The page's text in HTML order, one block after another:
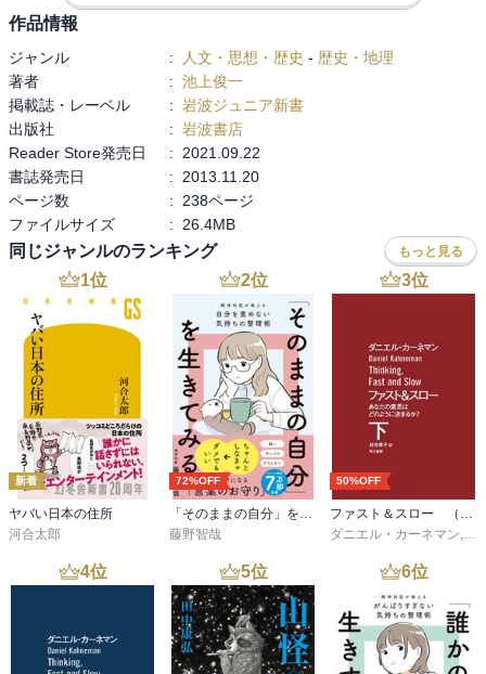
っていたけど、最大の砂糖プランテーションを保持していたフラン
スで、砂糖文化が根付かないわけないよね！
キリスト教、奴隷貿易、絶対王政との関係から、どんなお菓子が発
展してどうやってフランス料理の下地となったのか、がわかって面
白い。
あと、岩波ジュニア文庫は岩波文庫とはまた違って、著者の思いが
主張激しく書かれてたりもするのも面白い。
※サヴァランとかアマンディーヌとかいった鼻にかかった名前のお
菓子のほうが、ザッハートルテなどといった、堅苦しく喉が痛くな
るような名前のものより、洗練されておいしそうだ、と感じられま
せんか。(9ページ)
⇒絶対個人的な思い込みだと思う。少なくとも私はザッハトルテの
ほうが、名前馴染みある分おいしそうだと感じる…。
■古代のお菓子と文化
古代ローマ帝国時代（前１世紀）カエサルに支配された地域が現フ
ランス辺り。
当時は甘味といえばハチミツ。「ハレ」の日の特別な食べ物。結婚
式にお菓子を奉献する儀式や死者の葬式の際に地獄の番犬ケルベロ
スから死者を守る為、ハチミツケーキをケルベロスに与えて逃げる
という風習もあった。
４世紀ころ、キリスト教が国教となり、多神教の文化や風習を捨て
させようとするも難しく、今までの風習にキリスト教的な意味合い
を持たせて布教するようになった。
→ホスチア（聖体パン）やウーヴリなどを作って、ミサで配り、こ
れを食べると聖別されるとした。
作品情報
ジャンル : 人文・思想・歴史 - 歴史・地理
著者
: 池上俊一
掲載誌・レーベル
: 岩波ジュニア新書
出版社
: 岩波書店
Reader Store発売日
:
2021.09.22
書誌発売日
:
2013.11.20
ページ数
:
238ページ
ファイルサイズ
: 26.4MB
同じジャンルのランキング もっと見る
1位
新着
ヤバい日本の住所
河合太郎
2位
72%OFF
「そのままの自分」を生きてみる 精神科医が教える自分を責めない気持ちの整理術 (特装版)
藤野智哉
3位
50%OFF
ファスト＆スロー （下）
ダニエル・カーネマン, 村
4位 5位 6位